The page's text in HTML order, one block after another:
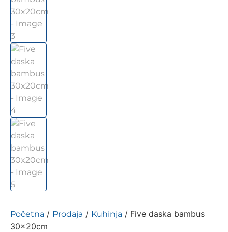
Početna / Prodaja / Kuhinja / Five daska bambus
30x20cm